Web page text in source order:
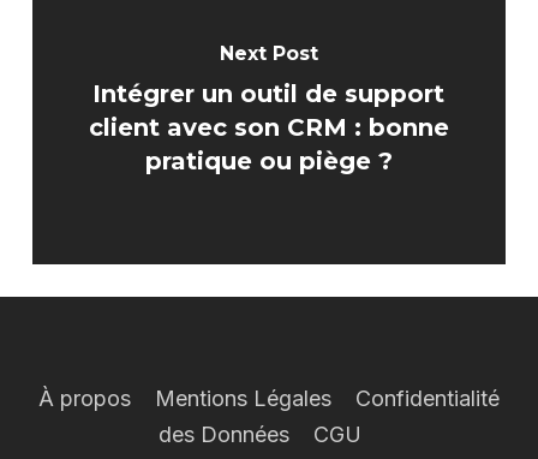
Next Post
Intégrer un outil de support
client avec son CRM : bonne
pratique ou piège ?
À propos Mentions Légales
Confidentialité
des Données
CGU